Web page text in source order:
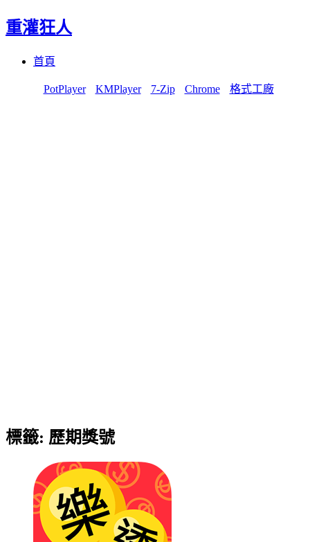
重灌狂人
首頁
PotPlayer KMPlayer 7-Zip Chrome 格式工廠
標籤: 歷期獎號